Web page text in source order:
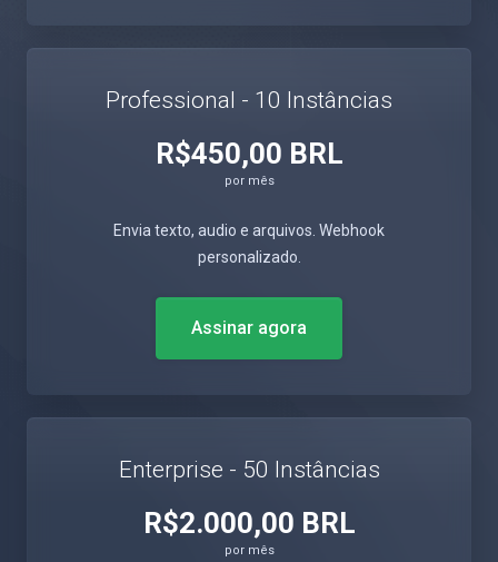
Professional - 10 Instâncias
R$450,00 BRL
por mês
Envia texto, audio e arquivos. Webhook
personalizado.
Assinar agora
Enterprise - 50 Instâncias
R$2.000,00 BRL
por mês